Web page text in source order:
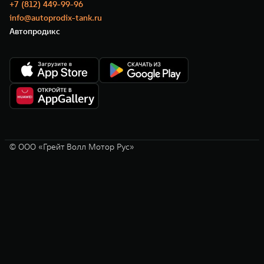
+7 (812) 449-99-96
info@autoprodix-tank.ru
Автопродикс
© ООО «Грейт Волл Мотор Рус»